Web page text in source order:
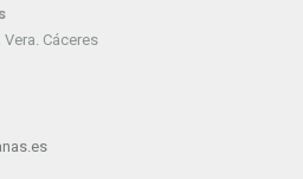
Vera. Cáceres